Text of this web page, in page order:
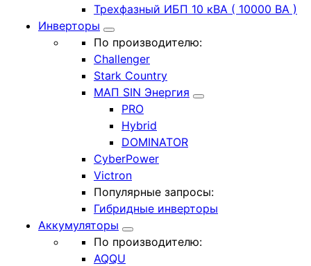
Трехфазный ИБП 10 кВА ( 10000 ВА )
Инверторы
По производителю:
Challenger
Stark Country
МАП SIN Энергия
PRO
Hybrid
DOMINATOR
CyberPower
Victron
Популярные запросы:
Гибридные инверторы
Аккумуляторы
По производителю:
AQQU